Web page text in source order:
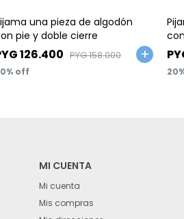
una pieza de algodón
pie y doble cierre
126.400 PYG158.000
20
MI CUENTA
Mi cuenta
Mis compras